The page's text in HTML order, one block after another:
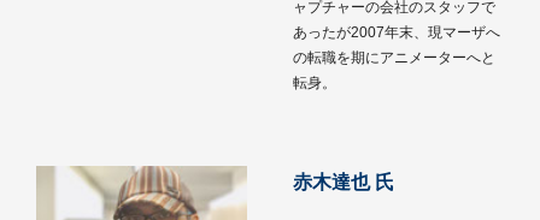
ャプチャーの会社のスタッフで
あったが2007年末、現マーザへ
の転職を期にアニメーターへと
転身。
赤木達也 氏